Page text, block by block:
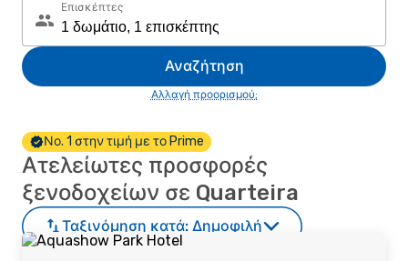
Επισκέπτες
Αναζήτηση
Αλλαγή προορισμού;
Νο. 1 στην τιμή με το Prime
Ατελείωτες προσφορές
ξενοδοχείων σε Quarteira
Ταξινόμηση κατά: Δημοφιλή